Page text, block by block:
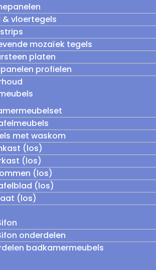
& vloertegels
mozaïek tegels
platen
profielen
met waskom
(los)
(los)
(los)
(los)
(los)
onderdelen
badkamermeubels